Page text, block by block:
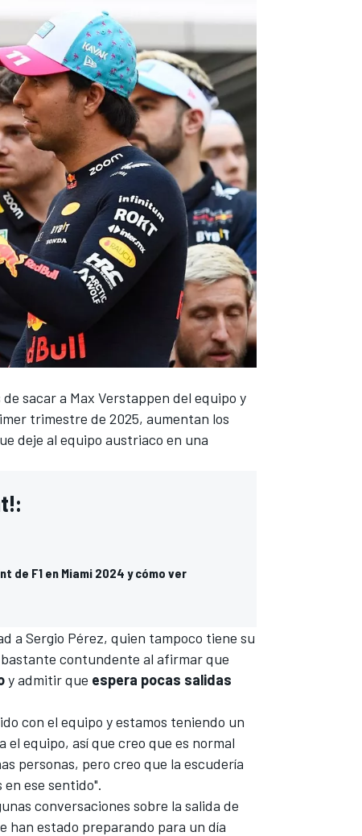
sacar a Max Verstappen del equipo y
trimestre de 2025, aumentan los
deje al equipo austriaco en una
de F1 en Miami 2024 y cómo ver
a Sergio Pérez, quien tampoco tiene su
contundente al afirmar que
y admitir que espera pocas salidas
con el equipo y estamos teniendo un
equipo, así que creo que es normal
personas, pero creo que la escudería
ese sentido".
conversaciones sobre la salida de
han estado preparando para un día